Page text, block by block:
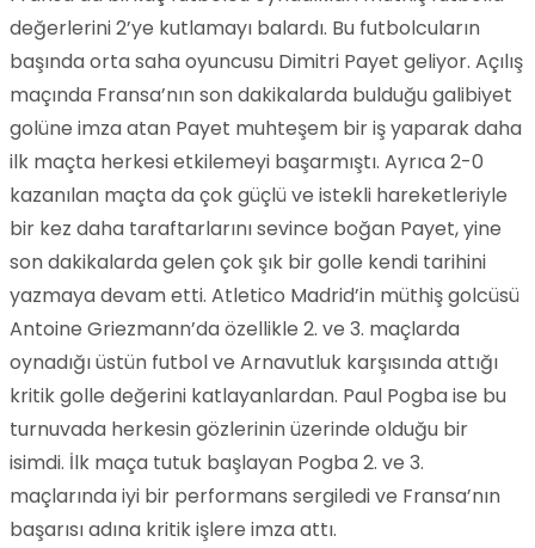
değerlerini 2’ye kutlamayı balardı. Bu futbolcuların
başında orta saha oyuncusu Dimitri Payet geliyor. Açılış
maçında Fransa’nın son dakikalarda bulduğu galibiyet
golüne imza atan Payet muhteşem bir iş yaparak daha
ilk maçta herkesi etkilemeyi başarmıştı. Ayrıca 2-0
kazanılan maçta da çok güçlü ve istekli hareketleriyle
bir kez daha taraftarlarını sevince boğan Payet, yine
son dakikalarda gelen çok şık bir golle kendi tarihini
yazmaya devam etti. Atletico Madrid’in müthiş golcüsü
Antoine Griezmann’da özellikle 2. ve 3. maçlarda
oynadığı üstün futbol ve Arnavutluk karşısında attığı
kritik golle değerini katlayanlardan. Paul Pogba ise bu
turnuvada herkesin gözlerinin üzerinde olduğu bir
isimdi. İlk maça tutuk başlayan Pogba 2. ve 3.
maçlarında iyi bir performans sergiledi ve Fransa’nın
başarısı adına kritik işlere imza attı.